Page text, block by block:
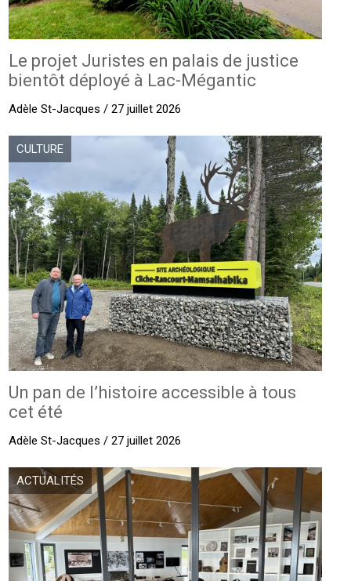
Le projet Juristes en palais de justice
bientôt déployé à Lac-Mégantic
Adèle St-Jacques / 27 juillet 2026
CULTURE
Un pan de l’histoire accessible à tous
cet été
Adèle St-Jacques / 27 juillet 2026
ACTUALITÉS